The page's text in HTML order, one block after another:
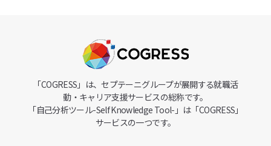
人の個性に合った環境を提供し、
人材の早期戦力化を実現
「COGRESS」は、セプテーニグループが展開する就職活
動・キャリア支援サービスの総称です。
「自己分析ツール-Self Knowledge Tool-」は「COGRESS」
サービスの一つです。